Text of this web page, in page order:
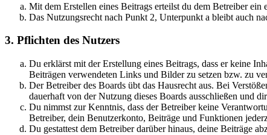
Mit dem Erstellen eines Beitrags erteilst du dem Betreiber
Das Nutzungsrecht nach Punkt 2, Unterpunkt a bleibt auch
3. Pflichten des Nutzers
Du erklärst mit der Erstellung eines Beitrags, dass er keine
Beiträgen verwendeten Links und Bilder zu setzen bzw. zu
Der Betreiber des Boards übt das Hausrecht aus. Bei
dauerhaft von der Nutzung dieses Boards ausschließen und
Du nimmst zur Kenntnis, dass der Betreiber keine
Betreiber, dein Benutzerkonto, Beiträge und Funktionen
Du gestattest dem Betreiber darüber hinaus, deine Beiträge